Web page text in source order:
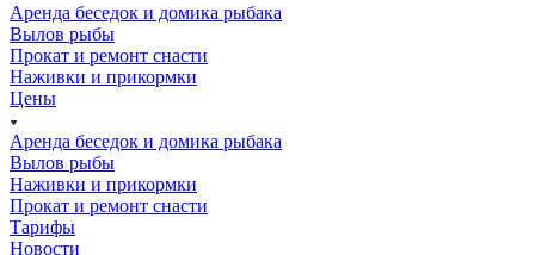
Аренда беседок и домика рыбака
Вылов рыбы
Прокат и ремонт снасти
Наживки и прикормки
Цены
Аренда беседок и домика рыбака
Вылов рыбы
Наживки и прикормки
Прокат и ремонт снасти
Тарифы
Новости